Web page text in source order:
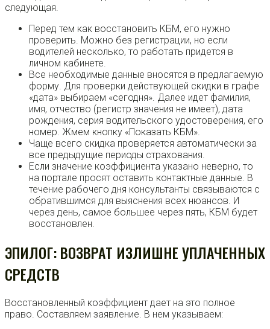
следующая.
Перед тем как восстановить КБМ, его нужно
проверить. Можно без регистрации, но если
водителей несколько, то работать придется в
личном кабинете.
Все необходимые данные вносятся в предлагаемую
форму. Для проверки действующей скидки в графе
«дата» выбираем «сегодня». Далее идет фамилия,
имя, отчество (регистр значения не имеет), дата
рождения, серия водительского удостоверения, его
номер. Жмем кнопку «Показать КБМ».
Чаще всего скидка проверяется автоматически за
все предыдущие периоды страхования.
Если значение коэффициента указано неверно, то
на портале просят оставить контактные данные. В
течение рабочего дня консультанты связываются с
обратившимся для выяснения всех нюансов. И
через день, самое большее через пять, КБМ будет
восстановлен.
ЭПИЛОГ: ВОЗВРАТ ИЗЛИШНЕ УПЛАЧЕННЫХ
СРЕДСТВ
Восстановленный коэффициент дает на это полное
право. Составляем заявление. В нем указываем: